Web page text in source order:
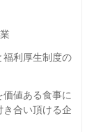
福利厚生制度の
価値ある食事に
き合い頂ける企